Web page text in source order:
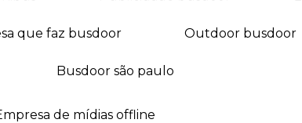
que faz busdoor outdoor busdoor
busdoor são paulo
empresa de mídias offline